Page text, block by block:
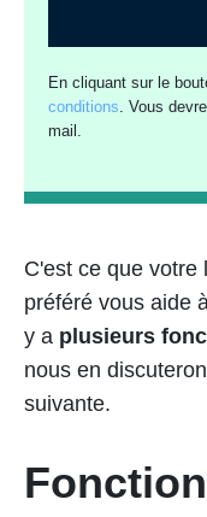
En cliquant sur le
conditions. Vous
mail.
C'est ce que votre
préféré vous aide
y a plusieurs
nous en
suivante.